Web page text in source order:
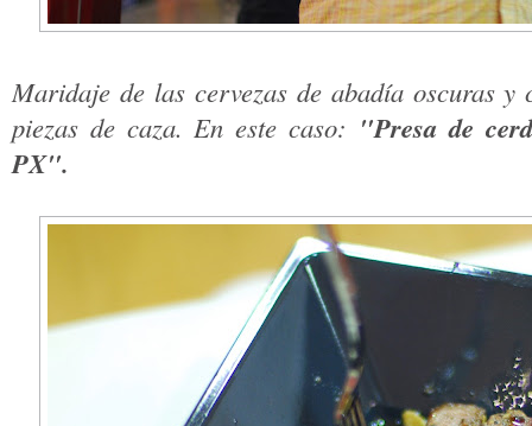
Maridaje de las cervezas de abadía oscuras
piezas de caza. En este caso: "Presa de
PX".